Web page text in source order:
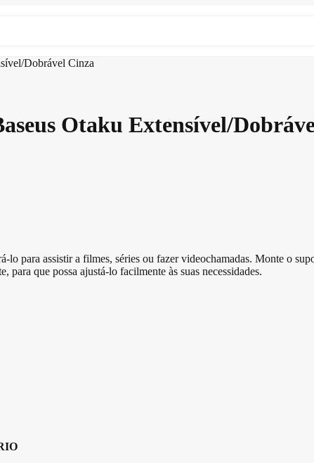
Dobrável Cinza
Otaku Extensível/
lo para assistir a filmes, séries ou fazer videochamadas. Monte o
que possa ajustá-lo facilmente às suas necessidades.